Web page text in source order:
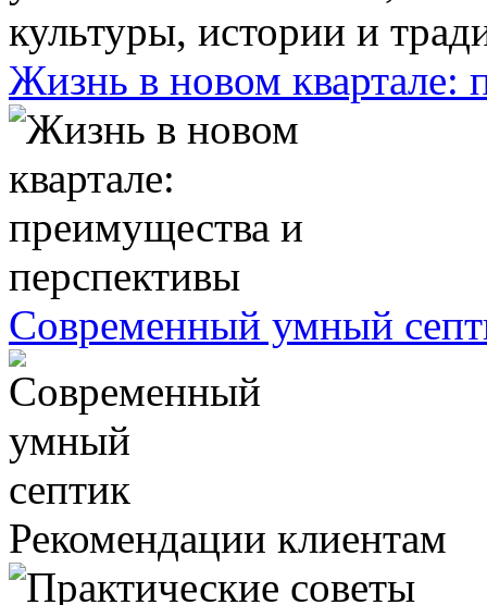
Жизнь в новом квартале:
Современный умный
Рекомендации клиентам